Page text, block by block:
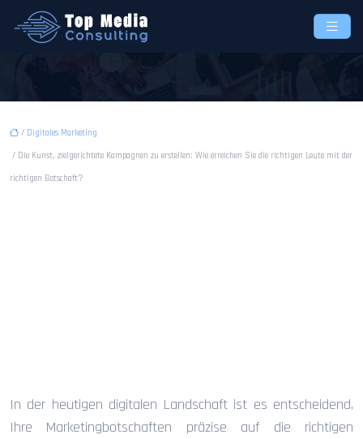
/ Digitales Marketing
/ Die Kunst, zielgerichtete Kampagnen zu erstellen: Wie erreichen Sie die richtigen Leute mit der
richtigen Botschaft?
In der heutigen digitalen Landschaft ist es entscheidend,
Ihre Marketingbotschaften präzise auf die richtigen